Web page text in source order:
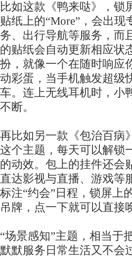
比如这款《鸭来哒》，锁
贴纸上的“More”，会出
务、出行导航等服务，而
的贴纸会自动更新相应状
扮，就像一个在随时响应
动彩蛋，当手机触发超级
车。连上无线耳机时，小
不断。
再比如另一款《包治百病
这个主题，每天可以解锁
的动效。包上的挂件还会
直达影视与直播、游戏等
标注“约会”日程，锁屏上
吊牌，点一下就可以直接
“场景感知”主题，相当于
默默服务日常生活又不会